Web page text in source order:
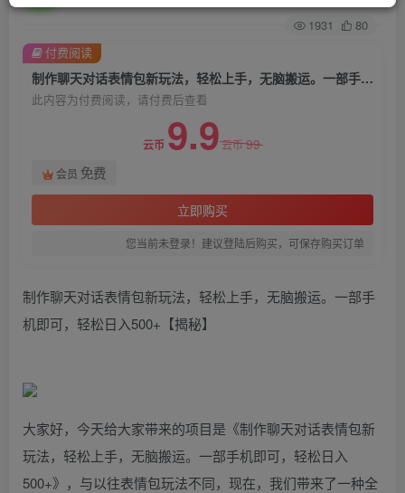
1931 80
制作聊天对话表情包新玩法，轻松上手，无脑搬运。一部手机即可，轻松日入500+【揭秘】
此内容为付费阅读，请付费后查看
云币 9.9云币99
会员 免费
立即购买
您当前未登录！建议登陆后购买，可保存购买订单
付费阅读
制作聊天对话表情包新玩法，轻松上手，无脑搬运。一部手
机即可，轻松日入500+【揭秘】
大家好，今天给大家带来的项目是《制作聊天对话表情包新
玩法，轻松上手，无脑搬运。一部手机即可，轻松日入
500+》，与以往表情包玩法不同，现在，我们带来了一种全